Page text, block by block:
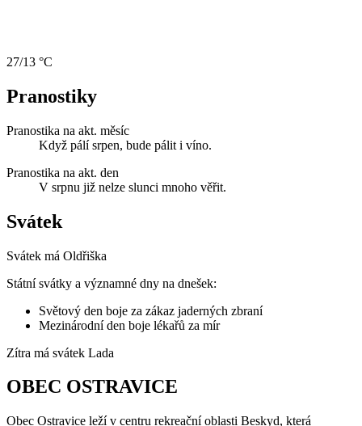
27/13 °C
Pranostiky
Pranostika na akt. měsíc
Když pálí srpen, bude pálit i víno.
Pranostika na akt. den
V srpnu již nelze slunci mnoho věřit.
Svátek
Svátek má Oldřiška
Státní svátky a významné dny na dnešek:
Světový den boje za zákaz jaderných zbraní
Mezinárodní den boje lékařů za mír
Zítra má svátek Lada
OBEC OSTRAVICE
Obec Ostravice leží v centru rekreační oblasti Beskyd, která